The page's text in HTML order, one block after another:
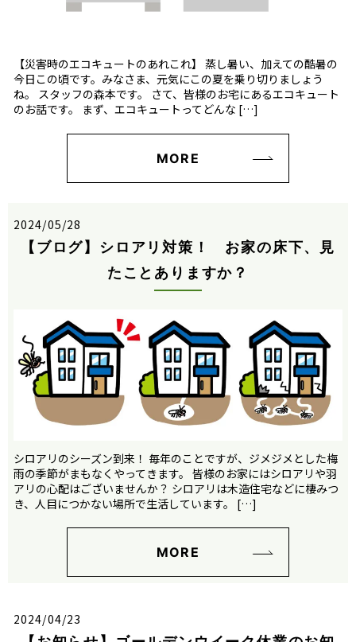
【災害時のエコキュートのあれこれ】 蒸し暑い、加えての酷暑の
今日この頃です。みなさま、元気にこの夏を乗り切りましょう
ね。 スタッフの森本です。 さて、皆様のお宅にあるエコキュート
のお話です。 まず、エコキュートってどんな […]
MORE
2024/05/28
【ブログ】シロアリ対策！ お家の床下、見
たことありますか？
シロアリのシーズン到来！ 毎年のことですが、ジメジメとした梅
雨の季節がまもなくやってきます。 皆様のお家にはシロアリや羽
アリの心配はございませんか？ シロアリは木造住宅などに棲みつ
き、人目につかない場所で生活しています。 […]
MORE
2024/04/23